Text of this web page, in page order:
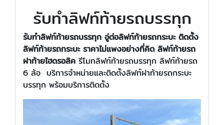
รับทำลิฟท์ท้ายรถบรรทุก
รับทำลิฟท์ท้ายรถบรรทุก อู่ต่อลิฟท์ท้ายรถกระบะ ติดตั้ง
ลิฟท์ท้ายรถกระบะ ราคาไม่แพงอย่างที่คิด ลิฟท์ท้ายรถ
ฝาท้ายไฮดรอลิค รีโมทลิฟท์ท้ายรถบรรทุก ลิฟท์ท้ายรถ
6 ล้อ บริการจำหน่ายและติดตั้งลิฟท์ฝาท้ายรถกระบะ
บรรทุก พร้อมบริการติดตั้ง